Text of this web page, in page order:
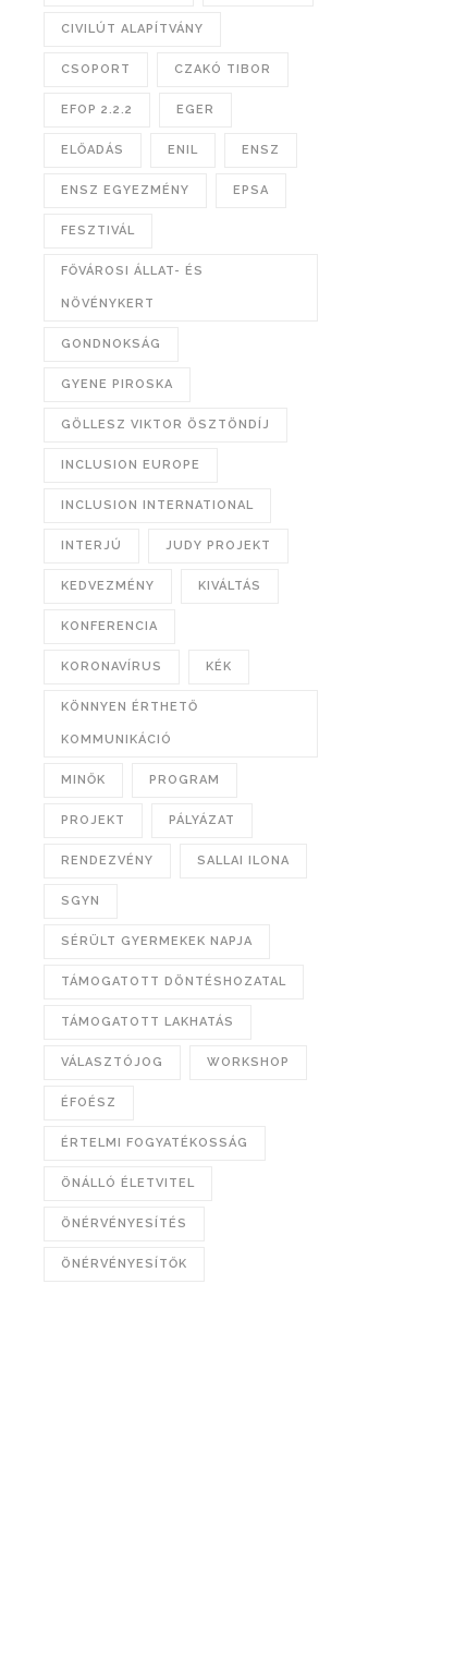
CIVILÚT ALAPÍTVÁNY
CSOPORT CZAKÓ TIBOR
EFOP 2.2.2 EGER
ELŐADÁS ENIL ENSZ
ENSZ EGYEZMÉNY EPSA
FESZTIVÁL
FŐVÁROSI ÁLLAT- ÉS
NÖVÉNYKERT
GONDNOKSÁG
GYENE PIROSKA
GÖLLESZ VIKTOR ÖSZTÖNDÍJ
INCLUSION EUROPE
INCLUSION INTERNATIONAL
INTERJÚ JUDY PROJEKT
KEDVEZMÉNY KIVÁLTÁS
KONFERENCIA
KORONAVÍRUS KÉK
KÖNNYEN ÉRTHETŐ
KOMMUNIKÁCIÓ
MINŐK PROGRAM
PROJEKT PÁLYÁZAT
RENDEZVÉNY SALLAI ILONA
SGYN
SÉRÜLT GYERMEKEK NAPJA
TÁMOGATOTT DÖNTÉSHOZATAL
TÁMOGATOTT LAKHATÁS
VÁLASZTÓJOG WORKSHOP
ÉFOÉSZ
ÉRTELMI FOGYATÉKOSSÁG
ÖNÁLLÓ ÉLETVITEL
ÖNÉRVÉNYESÍTÉS
ÖNÉRVÉNYESÍTŐK